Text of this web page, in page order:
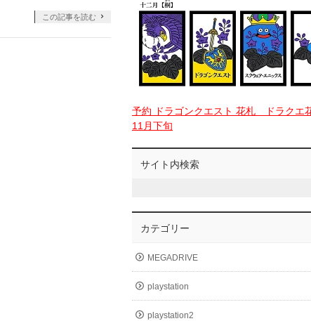
この記事を読む
予約 ドラゴンクエスト 花札 ドラクエ
11月下旬
サイト内検索
カテゴリー
MEGADRIVE
playstation
playstation2